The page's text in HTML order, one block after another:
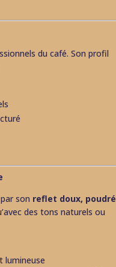
du café. Son profil
son reflet doux, poudré
des tons naturels ou
lumineuse